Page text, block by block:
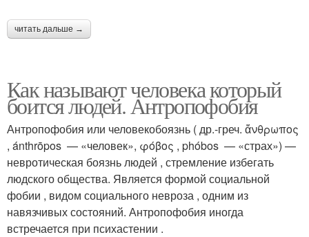
читать дальше →
Как называют человека который
боится людей. Антропофобия
Антропофобия или человекобоязнь ( др.-греч. ἄνθρωπος
, ánthrōpos — «человек», φόβος , phóbos — «страх») —
невротическая боязнь людей , стремление избегать
людского общества. Является формой социальной
фобии , видом социального невроза , одним из
навязчивых состояний. Антропофобия иногда
встречается при психастении .